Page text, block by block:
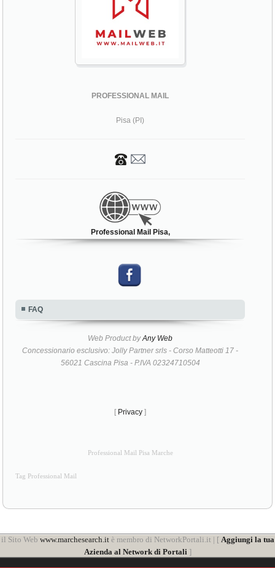
PROFESSIONAL MAIL
Pisa (PI)
Professional Mail Pisa,
FAQ
Web Product byAny Web
Concessionario esclusivo: Jolly Partner srls - Corso Matteotti 17 -
56021 Cascina Pisa - P.IVA 02324710504
[ Privacy ]
Professional Mail Pisa Marche
Tag Professional Mail
il Sito Web www.marchesearch.itè membro di NetworkPortali.it | [ Aggiungi la tua
Azienda al Network di Portali]